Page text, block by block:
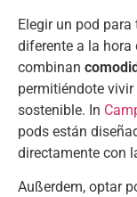
Elegir un pod
diferente a la hora
combinan
permitiéndote
sostenible. In
pods están
directamente con
Außerdem, optar